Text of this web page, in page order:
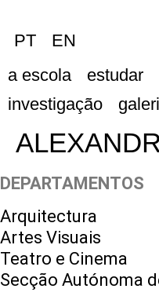
PT
EN
a escola
estudar
investigação
DEPARTAMENTOS
Arquitectura
Artes Visuais
Teatro e Cinema
Secção Autónoma